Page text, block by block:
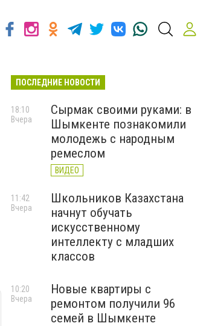
ПОСЛЕДНИЕ НОВОСТИ
Сырмак своими руками: в
Шымкенте познакомили
молодежь с народным
ремеслом
ВИДЕО
18:10
Вчера
Школьников Казахстана
начнут обучать
искусственному
интеллекту с младших
классов
11:42
Вчера
Новые квартиры с
ремонтом получили 96
семей в Шымкенте
10:20
Вчера